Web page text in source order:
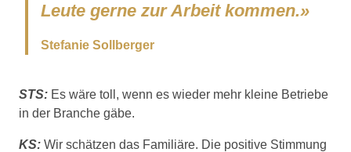
Leute gerne zur Arbeit kommen.»
Stefanie Sollberger
STS: Es wäre toll, wenn es wieder mehr kleine Betriebe
in der Branche gäbe.
KS: Wir schätzen das Familiäre. Die positive Stimmung